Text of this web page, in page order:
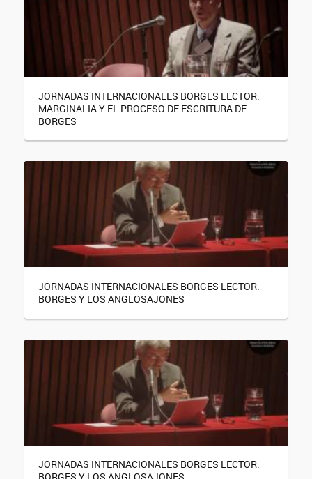
JORNADAS INTERNACIONALES BORGES LECTOR.
MARGINALIA Y EL PROCESO DE ESCRITURA DE
BORGES
JORNADAS INTERNACIONALES BORGES LECTOR.
BORGES Y LOS ANGLOSAJONES
JORNADAS INTERNACIONALES BORGES LECTOR.